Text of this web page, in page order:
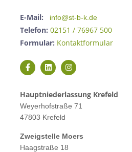
E-Mail: info@st-b-k.de
Telefon: 02151 / 76967 500
Formular: Kontaktformular
Hauptniederlassung Krefeld
Weyerhofstraße 71
47803 Krefeld
Zweigstelle Moers
Haagstraße 18